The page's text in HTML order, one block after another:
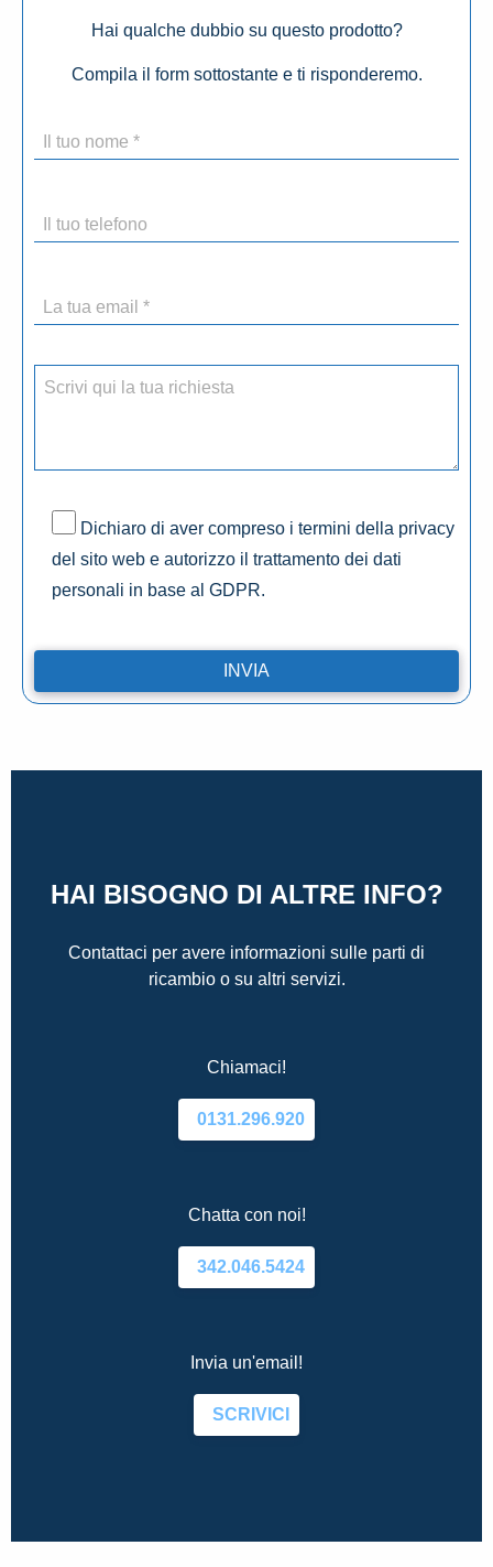
Hai qualche dubbio su questo prodotto?
Compila il form sottostante e ti risponderemo.
Dichiaro di aver compreso i termini della privacy
del sito web e autorizzo il trattamento dei dati
personali in base al GDPR.
HAI BISOGNO DI ALTRE INFO?
Contattaci per avere informazioni sulle parti di
ricambio o su altri servizi.
Chiamaci!
0131.296.920
Chatta con noi!
342.046.5424
Invia un'email!
SCRIVICI